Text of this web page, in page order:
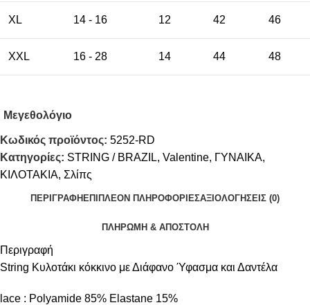
XL 14 - 16 12 42 46
XXL 16 - 28 14 44 48
Μεγεθολόγιο
Κωδικός προϊόντος: 5252-RD
Κατηγορίες: STRING / BRAZIL, Valentine, ΓΥΝΑΙΚΑ,
ΚΙΛΟΤΑΚΙΑ, Σλίπς
ΠΕΡΙΓΡΑΦΉΕΠΙΠΛΈΟΝ ΠΛΗΡΟΦΟΡΊΕΣΑΞΙΟΛΟΓΉΣΕΙΣ (0)
ΠΛΗΡΩΜΗ & ΑΠΟΣΤΟΛΗ
Περιγραφή
String Κυλοτάκι κόκκινο με Διάφανο Ύφασμα και Δαντέλα
lace : Polyamide 85% Elastane 15%